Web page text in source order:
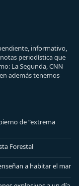
informativo,
periodística que
La Segunda, CNN
además tenemos
de “extrema
Forestal
a habitar el mar